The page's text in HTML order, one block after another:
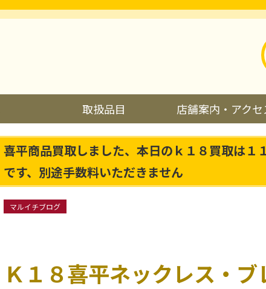
取扱品目 店舗案内・アクセ
喜平商品買取しました、本日のｋ１８買取は１
です、別途手数料いただきません
マルイチブログ
Ｋ１８喜平ネックレス・ブ